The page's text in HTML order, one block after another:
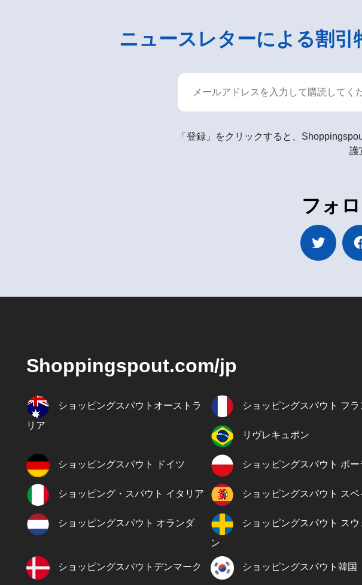
ニュースレターによる割
「登録」をクリックすると、
護
フォ
Shoppingspout.com/jp
ショッピングスパウトオーストラ
リア
ショッピングスパウト フラ
リヴレキュポン
ショッピングスパウト ドイツ ショッピングスパウト ポー
ショッピング・スパウト イタリア ショッピングスパウト スペ
ショッピングスパウト オランダ
ショッピングスパウト ス
ン
ショッピングスパウトデンマーク ショッピングスパウト韓国